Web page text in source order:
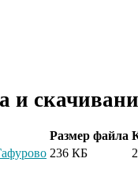
и
Размер файла
236 КБ